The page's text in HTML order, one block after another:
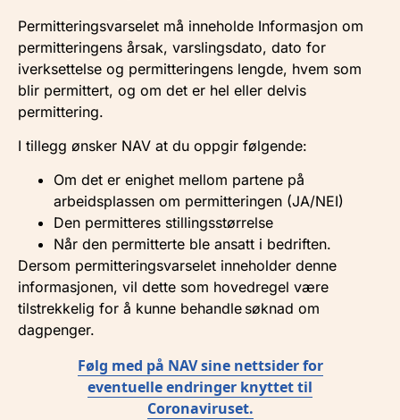
Permitteringsvarselet må inneholde Informasjon om
permitteringens årsak, varslingsdato, dato for
iverksettelse og permitteringens lengde, hvem som
blir permittert, og om det er hel eller delvis
permittering.
I tillegg ønsker NAV at du oppgir følgende:
Om det er enighet mellom partene på
arbeidsplassen om permitteringen (JA/NEI)
Den permitteres stillingsstørrelse
Når den permitterte ble ansatt i bedriften.
Dersom permitteringsvarselet inneholder denne
informasjonen, vil dette som hovedregel være
tilstrekkelig for å kunne behandle søknad om
dagpenger.
Følg med på NAV sine nettsider for
eventuelle endringer knyttet til
Coronaviruset.